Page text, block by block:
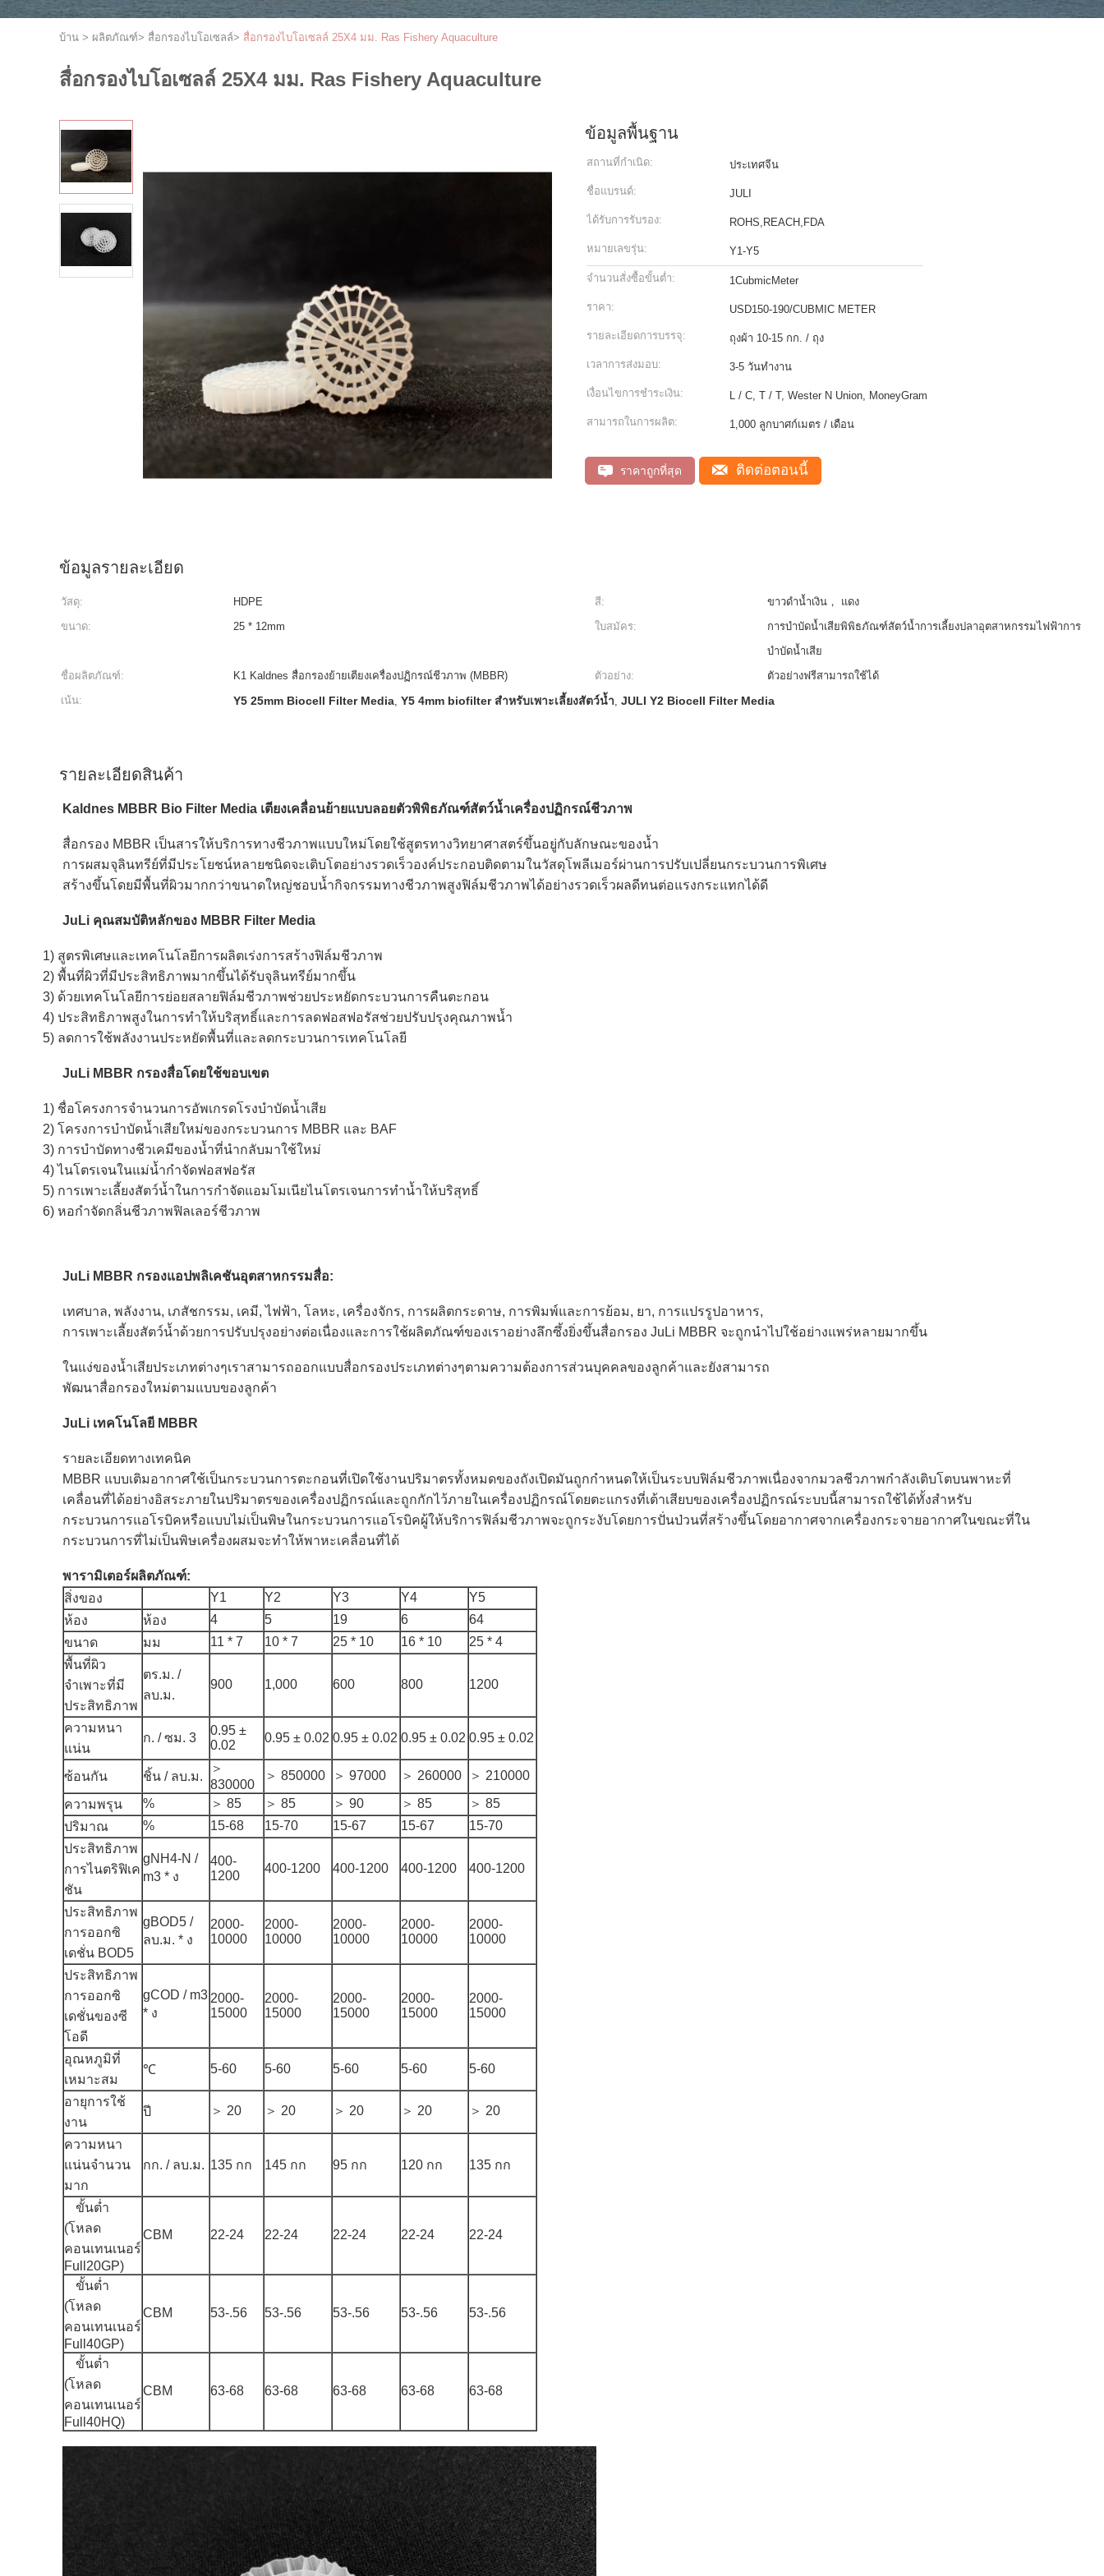
บ้าน > ผลิตภัณฑ์> สื่อกรองไบโอเซลล์> สื่อกรองไบโอเซลล์ 25X4 มม. Ras Fishery Aquaculture
สื่อกรองไบโอเซลล์ 25X4 มม. Ras Fishery Aquaculture
ข้อมูลพื้นฐาน
สถานที่กำเนิด: ประเทศจีน
ชื่อแบรนด์: JULI
ได้รับการรับรอง: ROHS,REACH,FDA
หมายเลขรุ่น: Y1-Y5
จำนวนสั่งซื้อขั้นต่ำ: 1CubmicMeter
ราคา: USD150-190/CUBMIC METER
รายละเอียดการบรรจุ: ถุงผ้า 10-15 กก. / ถุง
เวลาการส่งมอบ: 3-5 วันทำงาน
เงื่อนไขการชำระเงิน: L / C, T / T, Wester N Union, MoneyGram
สามารถในการผลิต: 1,000 ลูกบาศก์เมตร / เดือน
ราคาถูกที่สุด ติดต่อตอนนี้
ข้อมูลรายละเอียด
วัสดุ: HDPE สี:
ขาวดำน้ำเงิน， แดง
ขนาด:
25 * 12mm ใบสมัคร:
การบำบัดน้ำเสียพิพิธภัณฑ์สัตว์น้ำการเลี้ยงปลาอุตสาหกรรมไฟฟ้าการ
บำบัดน้ำเสีย
ชื่อผลิตภัณฑ์:
K1 Kaldnes สื่อกรองย้ายเตียงเครื่องปฏิกรณ์ชีวภาพ (MBBR) ตัวอย่าง:
ตัวอย่างฟรีสามารถใช้ได้
เน้น:
Y5 25mm Biocell Filter Media, Y5 4mm biofilter สำหรับเพาะเลี้ยงสัตว์น้ำ, JULI Y2 Biocell Filter Media
รายละเอียดสินค้า
Kaldnes MBBR Bio Filter Media เตียงเคลื่อนย้ายแบบลอยตัวพิพิธภัณฑ์สัตว์น้ำเครื่องปฏิกรณ์ชีวภาพ
สื่อกรอง MBBR เป็นสารให้บริการทางชีวภาพแบบใหม่โดยใช้สูตรทางวิทยาศาสตร์ขึ้นอยู่กับลักษณะของน้ำ
การผสมจุลินทรีย์ที่มีประโยชน์หลายชนิดจะเติบโตอย่างรวดเร็วองค์ประกอบติดตามในวัสดุโพลีเมอร์ผ่านการปรับเปลี่ยนกระบวนการพิเศษ
สร้างขึ้นโดยมีพื้นที่ผิวมากกว่าขนาดใหญ่ชอบน้ำกิจกรรมทางชีวภาพสูงฟิล์มชีวภาพได้อย่างรวดเร็วผลดีทนต่อแรงกระแทกได้ดี
JuLi คุณสมบัติหลักของ MBBR Filter Media
1) สูตรพิเศษและเทคโนโลยีการผลิตเร่งการสร้างฟิล์มชีวภาพ
2) พื้นที่ผิวที่มีประสิทธิภาพมากขึ้นได้รับจุลินทรีย์มากขึ้น
3) ด้วยเทคโนโลยีการย่อยสลายฟิล์มชีวภาพช่วยประหยัดกระบวนการคืนตะกอน
4) ประสิทธิภาพสูงในการทำให้บริสุทธิ์และการลดฟอสฟอรัสช่วยปรับปรุงคุณภาพน้ำ
5) ลดการใช้พลังงานประหยัดพื้นที่และลดกระบวนการเทคโนโลยี
JuLi MBBR กรองสื่อโดยใช้ขอบเขต
1) ชื่อโครงการจำนวนการอัพเกรดโรงบำบัดน้ำเสีย
2) โครงการบำบัดน้ำเสียใหม่ของกระบวนการ MBBR และ BAF
3) การบำบัดทางชีวเคมีของน้ำที่นำกลับมาใช้ใหม่
4) ไนโตรเจนในแม่น้ำกำจัดฟอสฟอรัส
5) การเพาะเลี้ยงสัตว์น้ำในการกำจัดแอมโมเนียไนโตรเจนการทำน้ำให้บริสุทธิ์
6) หอกำจัดกลิ่นชีวภาพฟิลเลอร์ชีวภาพ
JuLi MBBR กรองแอปพลิเคชันอุตสาหกรรมสื่อ:
เทศบาล, พลังงาน, เภสัชกรรม, เคมี, ไฟฟ้า, โลหะ, เครื่องจักร, การผลิตกระดาษ, การพิมพ์และการย้อม, ยา, การแปรรูปอาหาร,
การเพาะเลี้ยงสัตว์น้ำด้วยการปรับปรุงอย่างต่อเนื่องและการใช้ผลิตภัณฑ์ของเราอย่างลึกซึ้งยิ่งขึ้นสื่อกรอง JuLi MBBR จะถูกนำไปใช้อย่างแพร่หลายมากขึ้น
ในแง่ของน้ำเสียประเภทต่างๆเราสามารถออกแบบสื่อกรองประเภทต่างๆตามความต้องการส่วนบุคคลของลูกค้าและยังสามารถ
พัฒนาสื่อกรองใหม่ตามแบบของลูกค้า
JuLi เทคโนโลยี MBBR
รายละเอียดทางเทคนิค
MBBR แบบเติมอากาศใช้เป็นกระบวนการตะกอนที่เปิดใช้งานปริมาตรทั้งหมดของถังเปิดมันถูกกำหนดให้เป็นระบบฟิล์มชีวภาพเนื่องจากมวลชีวภาพกำลังเติบโตบนพาหะที่
เคลื่อนที่ได้อย่างอิสระภายในปริมาตรของเครื่องปฏิกรณ์และถูกกักไว้ภายในเครื่องปฏิกรณ์โดยตะแกรงที่เต้าเสียบของเครื่องปฏิกรณ์ระบบนี้สามารถใช้ได้ทั้งสำหรับ
กระบวนการแอโรบิคหรือแบบไม่เป็นพิษในกระบวนการแอโรบิคผู้ให้บริการฟิล์มชีวภาพจะถูกระงับโดยการปั่นป่วนที่สร้างขึ้นโดยอากาศจากเครื่องกระจายอากาศในขณะที่ใน
กระบวนการที่ไม่เป็นพิษเครื่องผสมจะทำให้พาหะเคลื่อนที่ได้
พารามิเตอร์ผลิตภัณฑ์:
สิ่งของ
Y1 Y2 Y3 Y4
Y5
ห้อง
ห้อง 4 5 19 6
64
ขนาด
มม 11 * 7 10 * 7 25 * 10 16 * 10
25 * 4
พื้นที่ผิว
จำเพาะที่มี
ประสิทธิภาพ
ตร.ม. /
ลบ.ม.
900 1,000 600 800 1200
ความหนา
แน่น
ก. / ซม. 3
0.95 ±
0.02
0.95 ± 0.02 0.95 ± 0.02 0.95 ± 0.02 0.95 ± 0.02
ซ้อนกัน ชิ้น / ลบ.ม.
＞
830000
＞ 850000 ＞ 97000 ＞ 260000 ＞ 210000
ความพรุน % ＞ 85 ＞ 85 ＞ 90 ＞ 85
＞ 85
ปริมาณ
% 15-68 15-70 15-67 15-67
15-70
ประสิทธิภาพ
การไนตริฟิเค
ชัน
gNH4-N /
m3 * ง
400-
1200
400-1200 400-1200 400-1200 400-1200
ประสิทธิภาพ
การออกซิ
เดชั่น BOD5
gBOD5 /
ลบ.ม. * ง
2000-
10000
2000-
10000
2000-
10000
2000-
10000
2000-
10000
ประสิทธิภาพ
การออกซิ
เดชั่นของซี
โอดี
gCOD / m3
* ง
2000-
15000
2000-
15000
2000-
15000
2000-
15000
2000-
15000
อุณหภูมิที่
เหมาะสม
℃ 5-60 5-60 5-60 5-60 5-60
อายุการใช้
งาน
ปี ＞ 20 ＞ 20 ＞ 20 ＞ 20 ＞ 20
ความหนา
แน่นจำนวน
มาก
กก. / ลบ.ม. 135 กก 145 กก 95 กก 120 กก 135 กก
ขั้นต่ำ
(โหลด
คอนเทนเนอร์
Full20GP)
CBM 22-24 22-24 22-24 22-24 22-24
ขั้นต่ำ
(โหลด
คอนเทนเนอร์
Full40GP)
CBM 53-.56 53-.56 53-.56 53-.56 53-.56
ขั้นต่ำ
(โหลด
คอนเทนเนอร์
Full40HQ)
CBM 63-68 63-68 63-68 63-68 63-68